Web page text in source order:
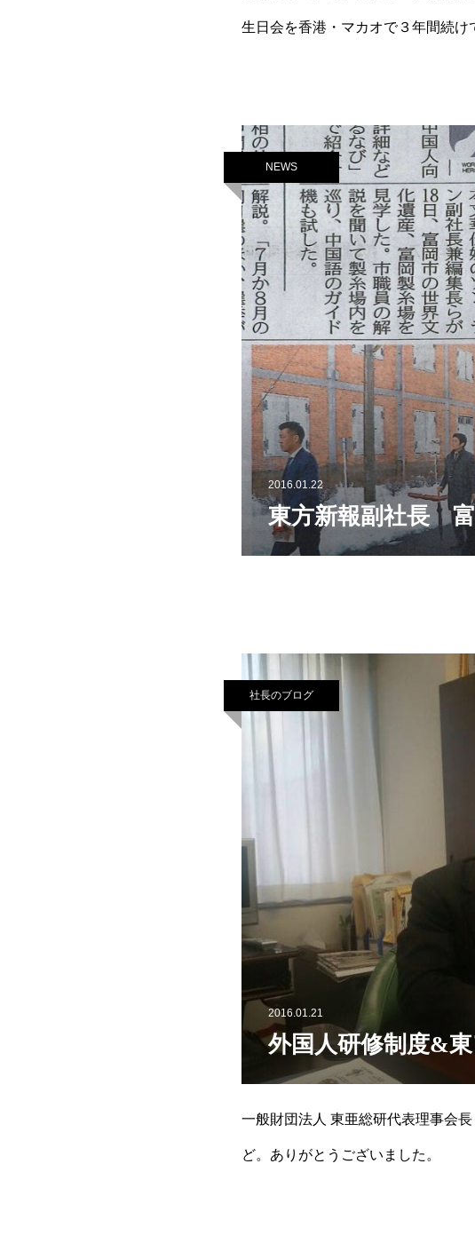
生日会を香港・マカオで３年間続
NEWS
2016.01.22
東方新報副社長
社長のブログ
2016.01.21
外国人研修制度&
一般財団法人 東亜総研代表理事会
ど。ありがとうございました。